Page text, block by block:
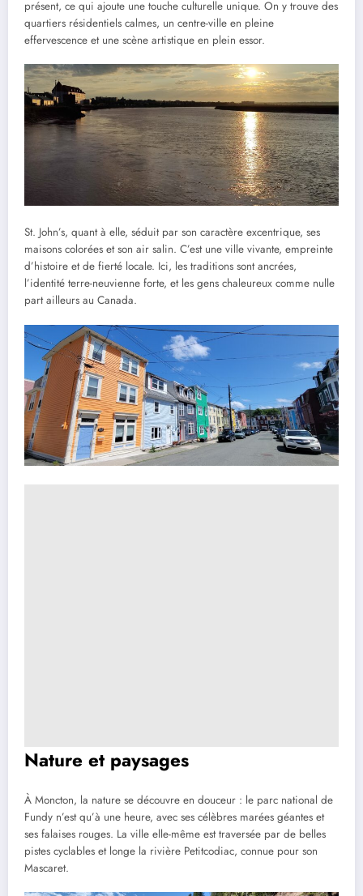
présent, ce qui ajoute une touche culturelle unique. On y trouve des
quartiers résidentiels calmes, un centre-ville en pleine
effervescence et une scène artistique en plein essor.
St. John’s, quant à elle, séduit par son caractère excentrique, ses
maisons colorées et son air salin. C’est une ville vivante, empreinte
d’histoire et de fierté locale. Ici, les traditions sont ancrées,
l’identité terre-neuvienne forte, et les gens chaleureux comme nulle
part ailleurs au Canada.
Nature et paysages
À Moncton, la nature se découvre en douceur : le parc national de
Fundy n’est qu’à une heure, avec ses célèbres marées géantes et
ses falaises rouges. La ville elle-même est traversée par de belles
pistes cyclables et longe la rivière Petitcodiac, connue pour son
Mascaret.